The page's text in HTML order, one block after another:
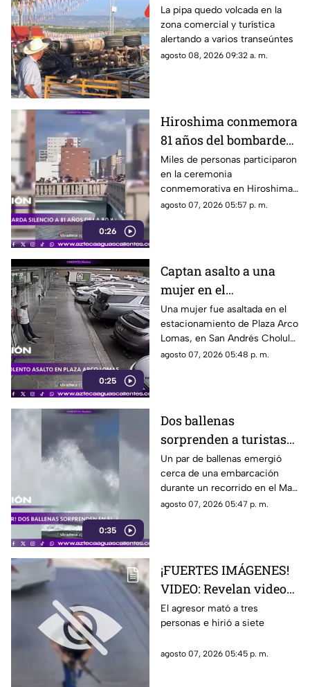
frenos y termina en
volcadura en San José
de Gracia
La pipa quedo volcada en la
zona comercial y turística
alertando a varios transeúntes
agosto 08, 2026 09:32 a. m.
0:26
Hiroshima conmemora
81 años del bombardeo
atómico con un minuto
de silencio
Miles de personas participaron
en la ceremonia
conmemorativa en Hiroshima,
donde se recordó a las
agosto 07, 2026 05:57 p. m.
0:25
Captan asalto a una
mujer en el
estacionamiento de
Plaza Arco Lomas
Una mujer fue asaltada en el
estacionamiento de Plaza Arco
Lomas, en San Andrés Cholula.
El ataque quedó registrado por
agosto 07, 2026 05:48 p. m.
0:35
Dos ballenas
sorprenden a turistas
durante avistamiento
en el Mar de Cortés
Un par de ballenas emergió
cerca de una embarcación
durante un recorrido en el Mar
de Cortés. El avistamiento fue
agosto 07, 2026 05:47 p. m.
¡FUERTES IMÁGENES!
VIDEO: Revelan videos
de seguridad del tiroteo
realizado en famosa
hamburguesas en
El agresor mató a tres
personas e hirió a siete
agosto 07, 2026 05:45 p. m.